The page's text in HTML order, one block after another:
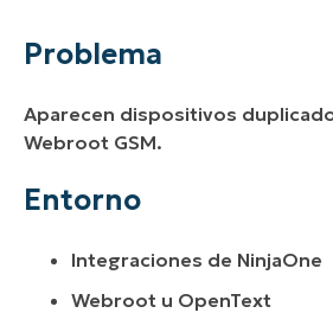
Entorno
Resolución
Problema
Aparecen dispositivos
Webroot GSM.
Entorno
Integraciones de NinjaOne
Webroot u OpenText